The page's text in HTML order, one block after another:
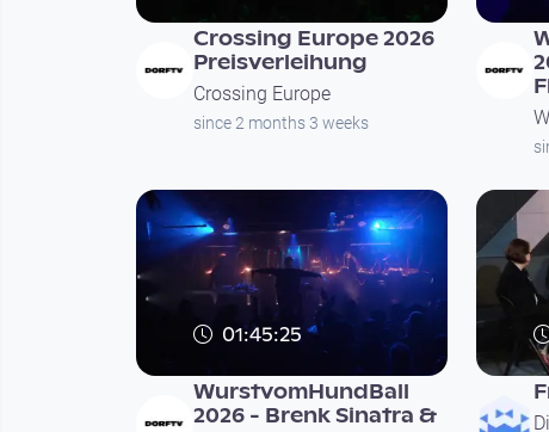
Crossing Europe 2026
Preisverleihung
Crossing Europe
since 2 months 3 weeks
01:45:25
WurstvomHundBall
2026 - Brenk Sinatra &